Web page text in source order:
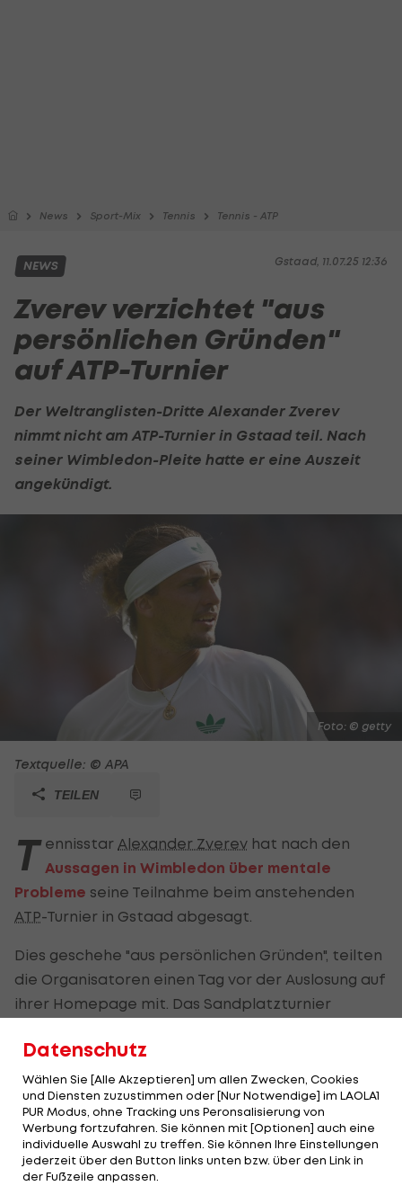
News Sport-Mix Tennis Tennis - ATP
Gstaad, 11.07.25 12:36
NEWS
Zverev verzichtet "aus
persönlichen Gründen"
auf ATP-Turnier
Der Weltranglisten-Dritte Alexander Zverev
nimmt nicht am ATP-Turnier in Gstaad teil. Nach
seiner Wimbledon-Pleite hatte er eine Auszeit
angekündigt.
Foto: © getty
Textquelle: © APA
TEILEN
T ennisstar Alexander Zverev hat nach den
Aussagen in Wimbledon über mentale
Probleme seine Teilnahme beim anstehenden
ATP-Turnier in Gstaad abgesagt.
Dies geschehe "aus persönlichen Gründen", teilten
die Organisatoren einen Tag vor der Auslosung auf
ihrer Homepage mit. Das Sandplatzturnier
Wimbledon berichtet, dass er sich mental in
einem Loch befinde und es schwierig für ihn sei,
außerhalb des Tennisplatzes Freude zu finden.
Möglicherweise brauche er eine Therapie, so der
Datenschutz
Wählen Sie [Alle Akzeptieren] um allen Zwecken, Cookies
und Diensten zuzustimmen oder [Nur Notwendige] im LAOLA1
PUR Modus, ohne Tracking uns Peronsalisierung von
Werbung fortzufahren. Sie können mit [Optionen] auch eine
individuelle Auswahl zu treffen. Sie können Ihre Einstellungen
jederzeit über den Button links unten bzw. über den Link in
der Fußzeile anpassen.